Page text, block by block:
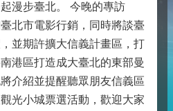
漫步臺北。 今晚的專訪
北市電影行銷，同時將談臺
並期許擴大信義計畫區，打
港區打造成大臺北的東部曼
介紹並提醒聽眾朋友信義區
光小城票選活動，歡迎大家